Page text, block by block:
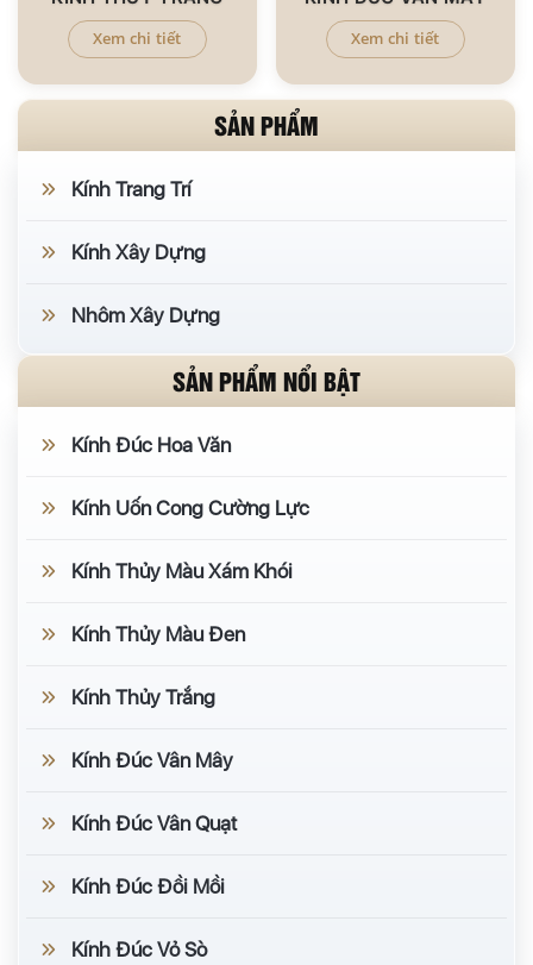
Xem chi tiết Xem chi tiết
SẢN PHẨM
Kính Trang Trí
Kính Xây Dựng
Nhôm Xây Dựng
SẢN PHẨM NỔI BẬT
Kính Đúc Hoa Văn
Kính Uốn Cong Cường Lực
Kính Thủy Màu Xám Khói
Kính Thủy Màu Đen
Kính Thủy Trắng
Kính Đúc Vân Mây
Kính Đúc Vân Quạt
Kính Đúc Đồi Mồi
Kính Đúc Vỏ Sò